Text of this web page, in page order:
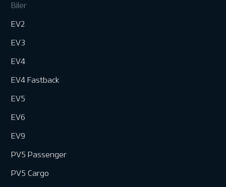
Biler
EV2
EV3
EV4
EV4 Fastback
EV5
EV6
EV9
PV5 Passenger
PV5 Cargo